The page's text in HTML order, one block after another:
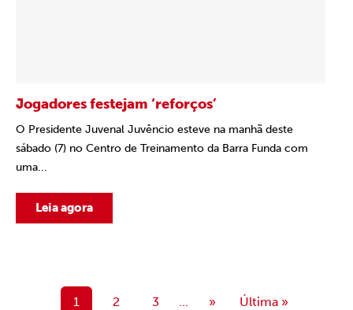
Jogadores festejam ‘reforços’
O Presidente Juvenal Juvêncio esteve na manhã deste
sábado (7) no Centro de Treinamento da Barra Funda com
uma...
Leia agora
1 2 3 ... » Última »